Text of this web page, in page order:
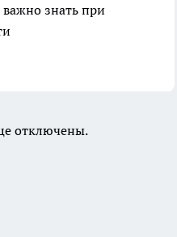
знать при
отключены.